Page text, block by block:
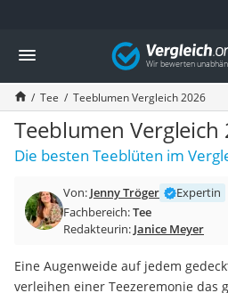
Die beliebtesten Vergleiche nach
Lebensmittel
Schwarzkümmelöl
Knäckebrot
Schwarzkümmelöl-Kapseln
Manukahonig
Eiklar
Balsamico-Essig
Schwarzkümmelöl bio
Honig
Gemüsebrühe
Vergleich
Tee Teeblumen Vergleich 2026
Teeblumen Vergleich
Die besten Teeblüten im
Von: Jenny Tröger
Expertin
Fachbereich:Tee
Redakteurin: Janice Meyer
Eine Augenweide auf jedem
verleihen einer Teezeremonie das